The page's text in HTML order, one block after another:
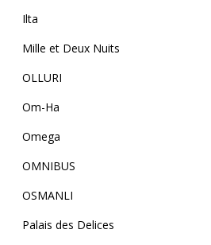
Ilta
Mille et Deux Nuits
OLLURI
Om-Ha
Omega
OMNIBUS
OSMANLI
Palais des Delices